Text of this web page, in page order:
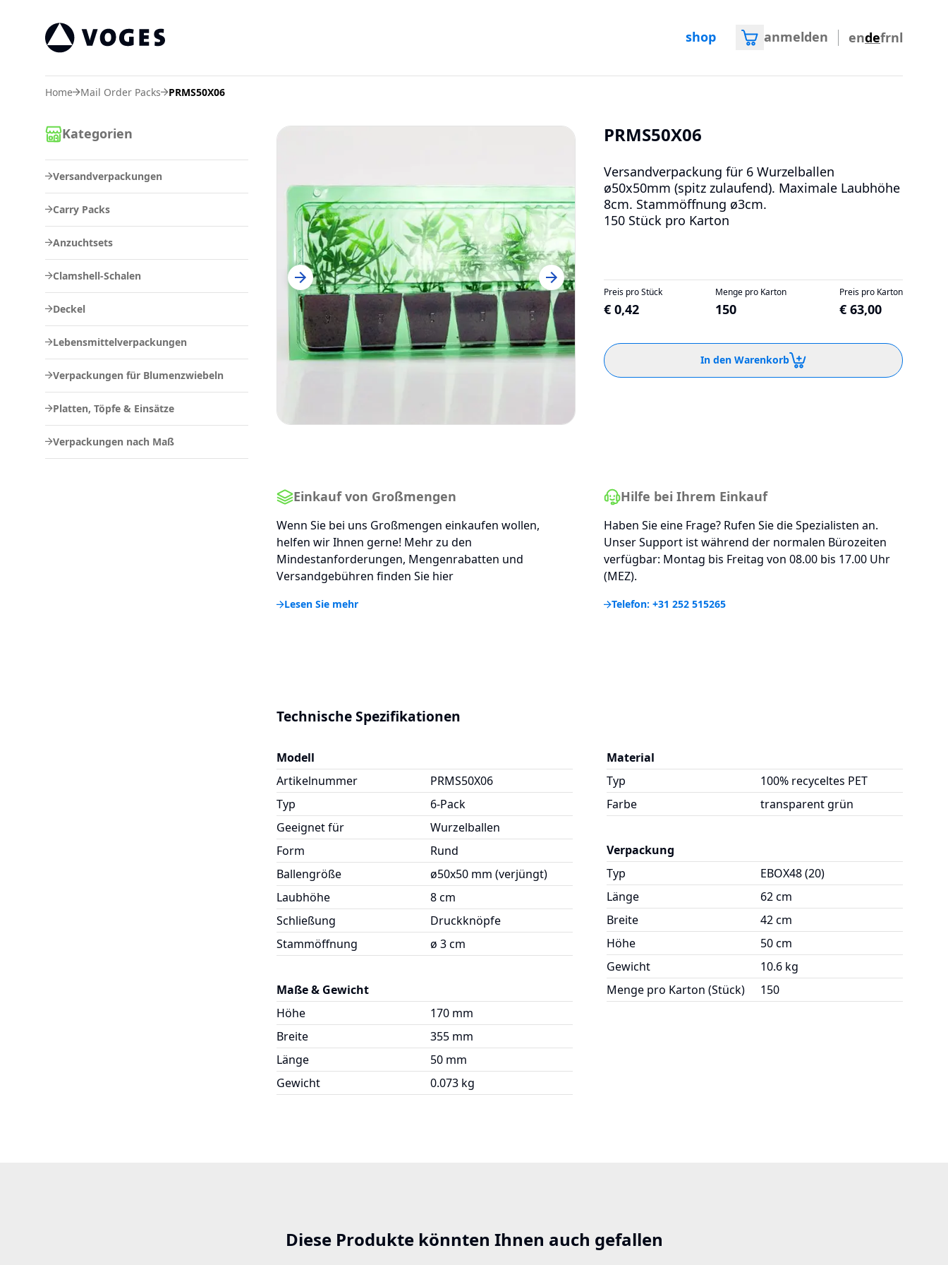
shop anmelden endefrnl
Home Mail Order Packs PRMS50X06
Kategorien
Versandverpackungen
Carry Packs
Anzuchtsets
Clamshell-Schalen
Deckel
Lebensmittelverpackungen
Verpackungen für Blumenzwiebeln
Platten, Töpfe & Einsätze
Verpackungen nach Maß
PRMS50X06
Versandverpackung für 6 Wurzelballen
ø50x50mm (spitz zulaufend). Maximale Laubhöhe
8cm. Stammöffnung ø3cm.
150 Stück pro Karton
Preis pro Stück
€ 0,42
Menge pro Karton
150
Preis pro Karton
€ 63,00
In den Warenkorb
Einkauf von Großmengen
Wenn Sie bei uns Großmengen einkaufen wollen,
helfen wir Ihnen gerne! Mehr zu den
Mindestanforderungen, Mengenrabatten und
Versandgebühren finden Sie hier
Lesen Sie mehr
Hilfe bei Ihrem Einkauf
Haben Sie eine Frage? Rufen Sie die Spezialisten an.
Unser Support ist während der normalen Bürozeiten
verfügbar: Montag bis Freitag von 08.00 bis 17.00 Uhr
(MEZ).
Telefon: +31 252 515265
Technische Spezifikationen
Modell
Artikelnummer
PRMS50X06
Typ
6-Pack
Geeignet für
Wurzelballen
Form
Rund
Ballengröße
ø50x50 mm (verjüngt)
Laubhöhe
8 cm
Schließung
Druckknöpfe
Stammöffnung
ø 3 cm
Maße & Gewicht
Höhe
170 mm
Breite
355 mm
Länge
50 mm
Gewicht
0.073 kg
Material
Typ
100% recyceltes PET
Farbe
transparent grün
Verpackung
Typ
EBOX48 (20)
Länge
62 cm
Breite
42 cm
Höhe
50 cm
Gewicht
10.6 kg
Menge pro Karton (Stück)
150
Diese Produkte könnten Ihnen auch gefallen